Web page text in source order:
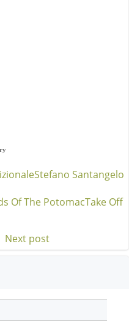
Stefano Santangelo
Of The PotomacTake Off
Post
Next post